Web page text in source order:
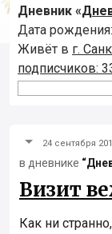
Дневник «
Дата рождения:
Живёт в г.
подписчиков:
24 сентября
в дневнике
Визит
Как ни